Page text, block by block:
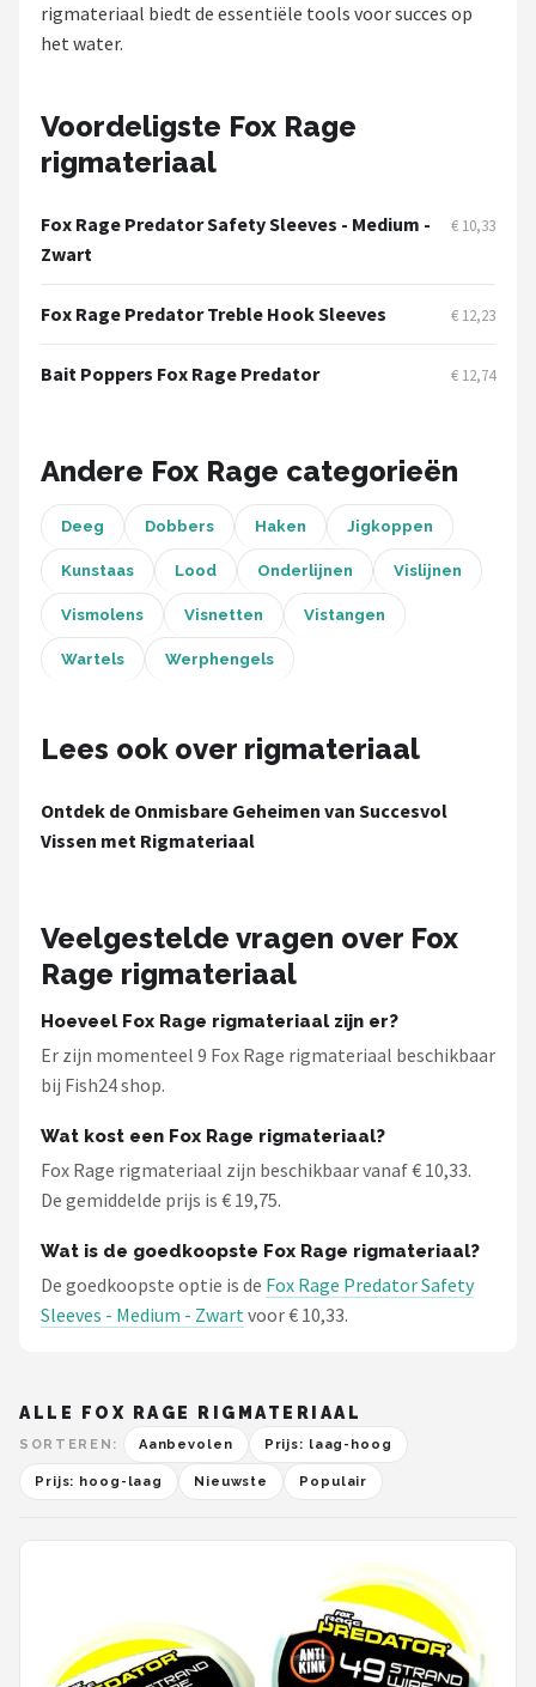
Spro
Salmo
Rapala
PB Products
Fox Rage
Gamakatsu
Mikado
Alle merken →
rigmateriaal biedt de essentiële tools voor succes op
het water.
Voordeligste Fox Rage
rigmateriaal
Fox Rage Predator Safety Sleeves - Medium -
Zwart
€ 10,33
Fox Rage Predator Treble Hook Sleeves € 12,23
Bait Poppers Fox Rage Predator € 12,74
Andere Fox Rage categorieën
Deeg Dobbers Haken Jigkoppen
Kunstaas Lood Onderlijnen Vislijnen
Vismolens Visnetten Vistangen
Wartels Werphengels
Lees ook over rigmateriaal
Ontdek de Onmisbare Geheimen van Succesvol
Vissen met Rigmateriaal
Veelgestelde vragen over Fox
Rage rigmateriaal
Hoeveel Fox Rage rigmateriaal zijn er?
Er zijn momenteel 9 Fox Rage rigmateriaal beschikbaar
bij Fish24 shop.
Wat kost een Fox Rage rigmateriaal?
Fox Rage rigmateriaal zijn beschikbaar vanaf € 10,33.
De gemiddelde prijs is € 19,75.
Wat is de goedkoopste Fox Rage rigmateriaal?
De goedkoopste optie is de Fox Rage Predator Safety
Sleeves - Medium - Zwartvoor € 10,33.
ALLE FOX RAGE RIGMATERIAAL
SORTEREN: Aanbevolen Prijs: laag-hoog
Prijs: hoog-laag Nieuwste Populair